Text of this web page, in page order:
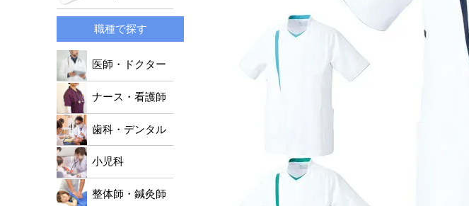
職種で探す
医師・ドクター
ナース・看護師
歯科・デンタル
小児科
整体師・鍼灸師